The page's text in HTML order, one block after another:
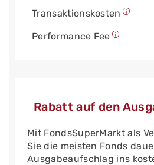
Trans­aktions­kosten
Performance Fee
Rabatt auf den
Mit FondsSuperMarkt als
Sie die meisten Fonds
Ausgabeaufschlag ins